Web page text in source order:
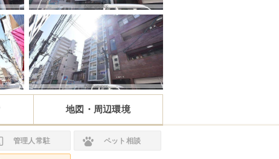
地図・周辺環境
管理人常駐 ペット相談